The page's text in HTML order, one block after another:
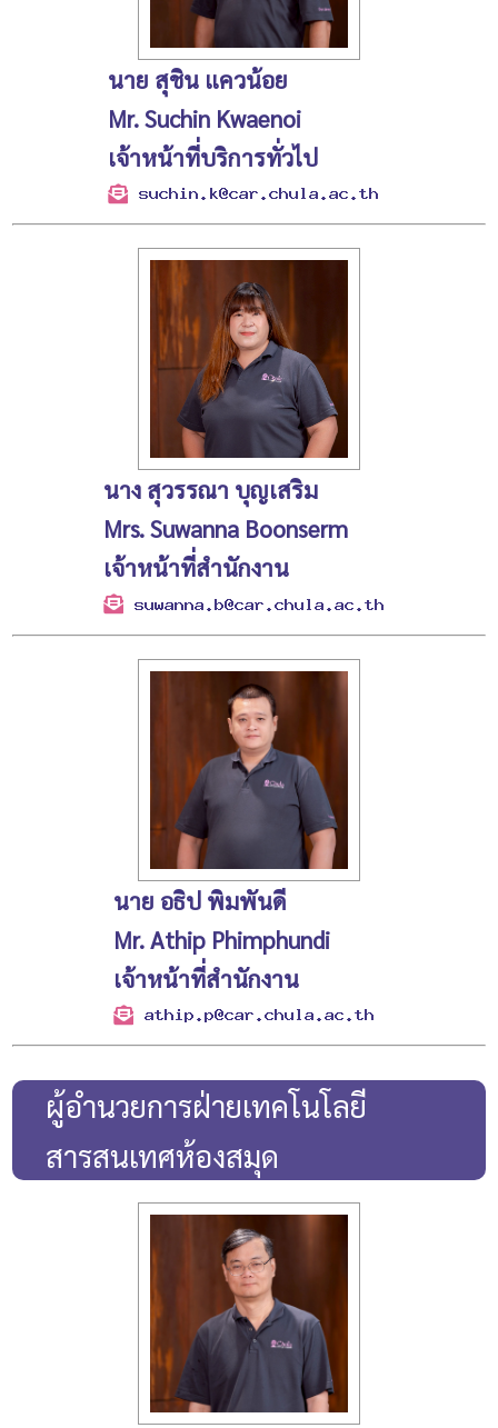
นาย สุชิน แควน้อย
Mr. Suchin Kwaenoi
เจ้าหน้าที่บริการทั่วไป
นาง สุวรรณา บุญเสริม
Mrs. Suwanna Boonserm
เจ้าหน้าที่สำนักงาน
นาย อธิป พิมพันดี
Mr. Athip Phimphundi
เจ้าหน้าที่สำนักงาน
ผู้อำนวยการฝ่ายเทคโนโลยี
สารสนเทศห้องสมุด